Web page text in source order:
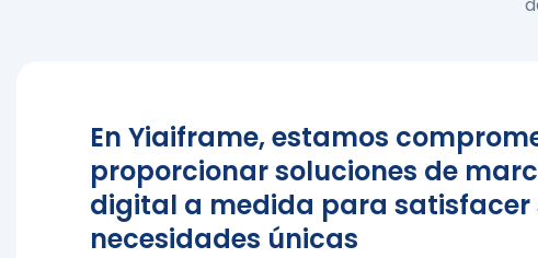
En Yiaiframe, estamos
proporcionar soluciones de
digital a medida para satisfacer
necesidades únicas